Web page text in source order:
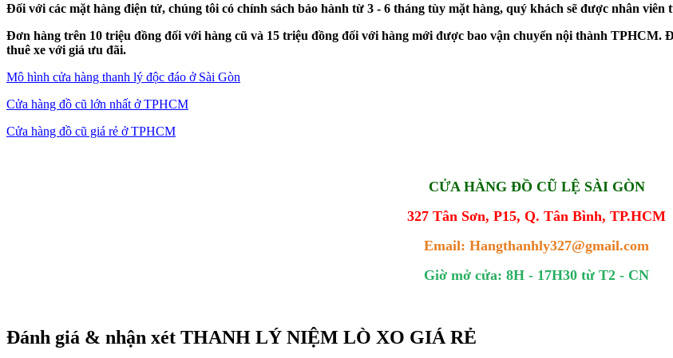
Đối với các mặt hàng điện tử, chúng tôi có chính sách bảo hành từ 3 - 6 tháng tùy mặt hàng, quý khách sẽ được nhân viên
Đơn hàng trên 10 triệu đồng đối với hàng cũ và 15 triệu đồng đối với hàng mới được bao vận chuyển nội thành TPHCM.
thuê xe với giá ưu đãi.
Mô hình cửa hàng thanh lý độc đáo ở Sài Gòn
Cửa hàng đồ cũ lớn nhất ở TPHCM
Cửa hàng đồ cũ giá rẻ ở TPHCM
CỬA HÀNG ĐỒ CŨ LỆ SÀI GÒN
327 Tân Sơn, P15, Q. Tân Bình, TP.HCM
Email: Hangthanhly327@gmail.com
Giờ mở cửa: 8H - 17H30 từ T2 - CN
Đánh giá & nhận xét THANH LÝ NIỆM LÒ XO GIÁ RẺ